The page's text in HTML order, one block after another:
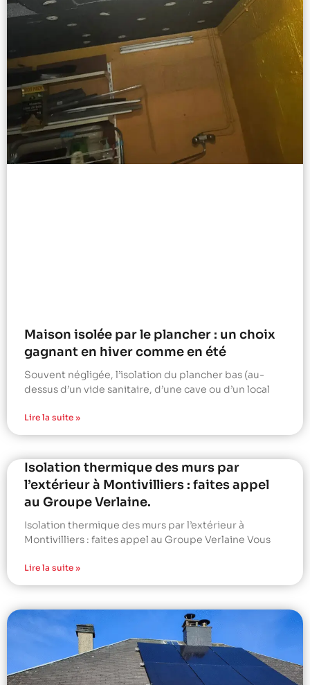
Maison isolée par le plancher : un choix
gagnant en hiver comme en été
Souvent négligée, l’isolation du plancher bas (au-
dessus d’un vide sanitaire, d’une cave ou d’un local
Lire la suite »
Isolation thermique des murs par
l’extérieur à Montivilliers : faites appel
au Groupe Verlaine.
Isolation thermique des murs par l’extérieur à
Montivilliers : faites appel au Groupe Verlaine Vous
Lire la suite »